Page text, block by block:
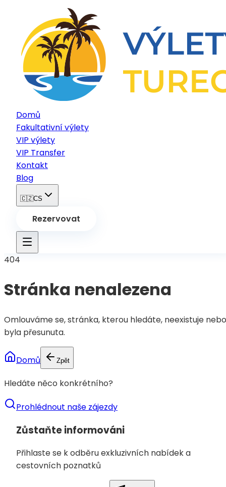
Domů
Fakultativní výlety
VIP výlety
VIP Transfer
Kontakt
Blog
🇨🇿CS
Rezervovat
404
Stránka nenalezena
Omlouváme se, stránka, kterou hledáte, neexistuje nebo
byla přesunuta.
Domů Zpět
Hledáte něco konkrétního?
Prohlédnout naše zájezdy
Zůstaňte informováni
Přihlaste se k odběru exkluzivních nabídek a
cestovních poznatků